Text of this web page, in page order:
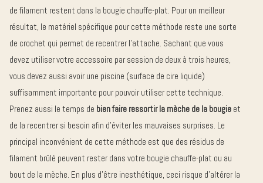
Bougie
bijou
de filament restent dans la bougie chauffe-plat. Pour un meilleur
résultat, le matériel spécifique pour cette méthode reste une sorte
de crochet qui permet de recentrer l’attache. Sachant que vous
devez utiliser votre accessoire par session de deux à trois heures,
vous devez aussi avoir une piscine (surface de cire liquide)
suffisamment importante pour pouvoir utiliser cette technique.
Prenez aussi le temps de bien faire ressortir la mèche de la bougie et
de la recentrer si besoin afin d’éviter les mauvaises surprises. Le
principal inconvénient de cette méthode est que des résidus de
filament brûlé peuvent rester dans votre bougie chauffe-plat ou au
bout de la mèche. En plus d’être inesthétique, ceci risque d’altérer la